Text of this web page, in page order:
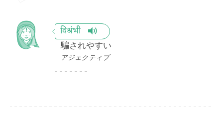
विश्रंभी
騙されやすい
アジェクティブ